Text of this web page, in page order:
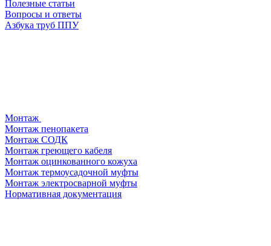
Полезные статьи
Вопросы и ответы
Азбука труб ППУ
Монтаж
Монтаж пенопакета
Монтаж СОДК
Монтаж греющего кабеля
Монтаж оцинкованного кожуха
Монтаж термоусадочной муфты
Монтаж электросварной муфты
Нормативная документация